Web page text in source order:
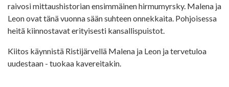
raivosi mittaushistorian ensimmäinen hirmumyrsky. Malena ja
Leon ovat tänä vuonna sään suhteen onnekkaita. Pohjoisessa
heitä kiinnostavat erityisesti kansallispuistot.
Kiitos käynnistä Ristijärvellä Malena ja Leon ja tervetuloa
uudestaan - tuokaa kavereitakin.